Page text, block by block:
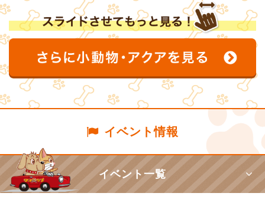
イベント情報
イベント一覧